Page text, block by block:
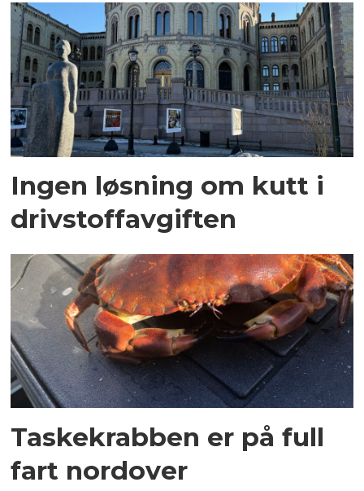
Ingen løsning om kutt i
drivstoffavgiften
Taskekrabben er på full
fart nordover